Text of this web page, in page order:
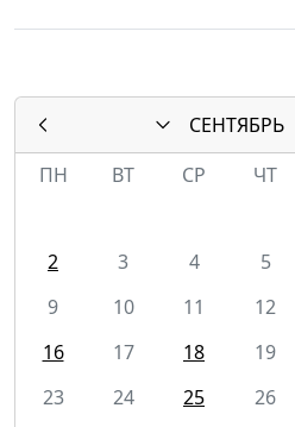
СЕНТЯБРЬ
ПН
ВТ СР ЧТ
2
3 4 5
9
10 11 12
16
17 18 19
23
24 25 26